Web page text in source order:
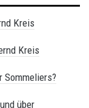
Kreis
Kreis
Sommeliers?
über